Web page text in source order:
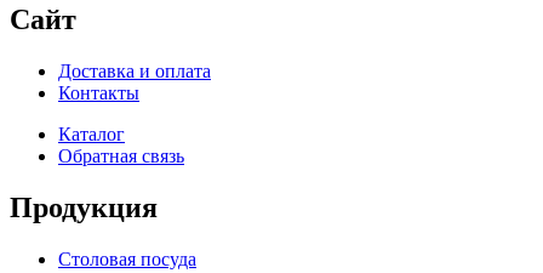
Сайт
Доставка и оплата
Контакты
Каталог
Обратная связь
Продукция
Столовая посуда